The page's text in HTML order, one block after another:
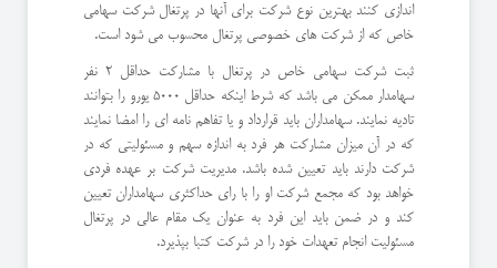
اندازی کنند بهترین نوع شرکت برای آنها در پرتغال شرکت سهامی
خاص که از شرکت های خصوصی پرتغال محسوب می شود است.
ثبت شرکت سهامی خاص در پرتغال با مشارکت حداقل 2 نفر
سهامدار ممکن می باشد که شرط اینکه حداقل 5000 یورو را بتوانند
تادیه نمایند. سهامداران باید قرارداد و یا تفاهم نامه ای را امضا نمایند
که در آن میزان مشارکت هر فرد به اندازه سهم و مسئولیتی که در
شرکت دارند باید تعیین شده باشد. مدیریت شرکت بر عهده فردی
خواهد بود که مجمع شرکت او را با رای حداکثری سهامداران تعیین
کند و در ضمن باید این فرد به عنوان یک مقام عالی در پرتغال
مسئولیت انجام تعهدات خود را در شرکت کتبا بپذیرد.